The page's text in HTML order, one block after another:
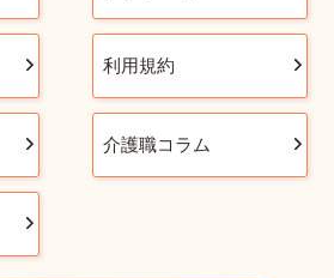
利用規約
介護職コラム